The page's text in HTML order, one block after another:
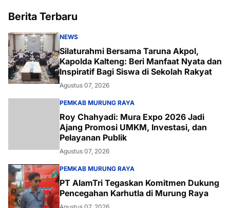
Berita Terbaru
NEWS
Silaturahmi Bersama Taruna Akpol,
Kapolda Kalteng: Beri Manfaat Nyata dan
Inspiratif Bagi Siswa di Sekolah Rakyat
Agustus 07, 2026
PEMKAB MURUNG RAYA
Roy Chahyadi: Mura Expo 2026 Jadi
Ajang Promosi UMKM, Investasi, dan
Pelayanan Publik
Agustus 07, 2026
PEMKAB MURUNG RAYA
PT AlamTri Tegaskan Komitmen Dukung
Pencegahan Karhutla di Murung Raya